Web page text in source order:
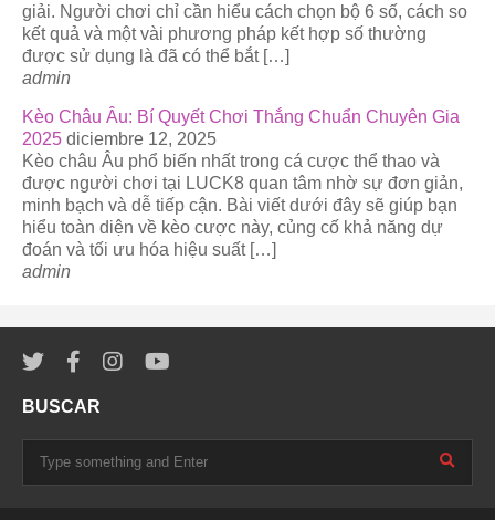
giải. Người chơi chỉ cần hiểu cách chọn bộ 6 số, cách so
kết quả và một vài phương pháp kết hợp số thường
được sử dụng là đã có thể bắt […]
admin
Kèo Châu Âu: Bí Quyết Chơi Thắng Chuẩn Chuyên Gia
2025 diciembre 12, 2025
Kèo châu Âu phổ biến nhất trong cá cược thể thao và
được người chơi tại LUCK8 quan tâm nhờ sự đơn giản,
minh bạch và dễ tiếp cận. Bài viết dưới đây sẽ giúp bạn
hiểu toàn diện về kèo cược này, củng cố khả năng dự
đoán và tối ưu hóa hiệu suất […]
admin
BUSCAR